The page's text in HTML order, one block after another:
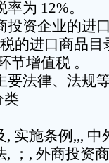
为 12%。
投资企业的进
的进口商品目
节增值税 。
要法律、法规
类
, 实施条例,,, 中
, ；, 外商投资